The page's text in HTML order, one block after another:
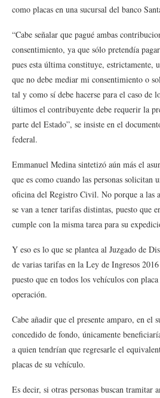
como placas en una sucursal del banco
“Cabe señalar que pagué ambas
consentimiento, ya que sólo pretendía
pues esta última constituye, estrictamente,
que no debe mediar mi consentimiento o
tal y como sí debe hacerse para el caso de
últimos el contribuyente debe requerir la
parte del Estado”, se insiste en el
federal.
Emmanuel Medina sintetizó aún más el
que es como cuando las personas solicitan
oficina del Registro Civil. No porque a las
se van a tener tarifas distintas, puesto que
cumple con la misma tarea para su
Y eso es lo que se plantea al Juzgado de
de varias tarifas en la Ley de Ingresos
puesto que en todos los vehículos con
operación.
Cabe añadir que el presente amparo, en el
concedido de fondo, únicamente
a quien tendrían que regresarle el
placas de su vehículo.
Es decir, si otras personas buscan tramitar